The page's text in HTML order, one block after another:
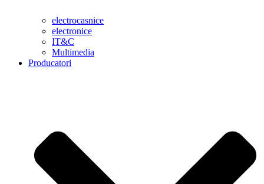
electrocasnice
electronice
IT&C
Multimedia
Producatori